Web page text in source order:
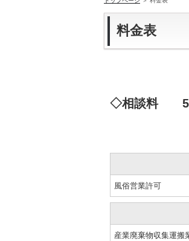
料金表
◇相談料
風俗営業許可
産業廃棄物収集運搬